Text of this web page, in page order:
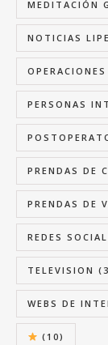
MEDITACIÓN
NOTICIAS
OPERACIONES
PERSONAS
PRENDAS DE
PRENDAS DE
REDES
TELEVISION
WEBS DE
(10)